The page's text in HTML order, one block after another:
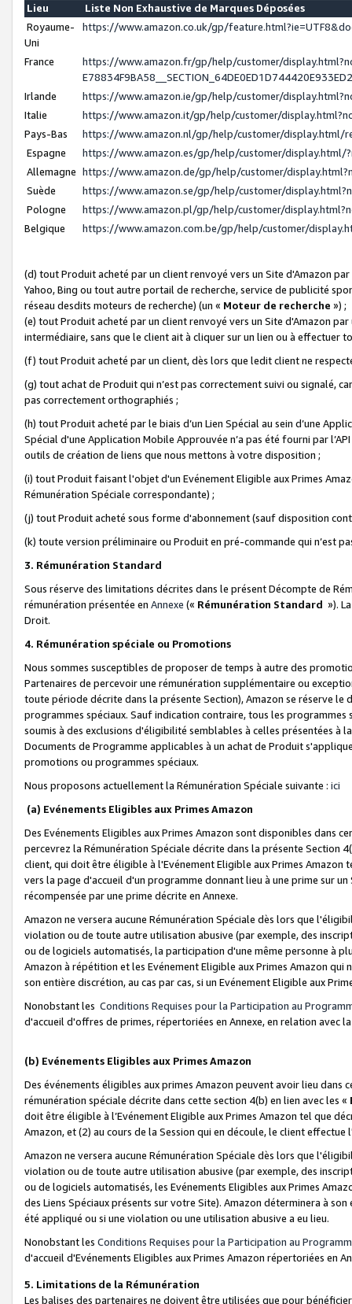
Lieu
Liste Non Exhaustive de Marques Déposées
Royaume-
Uni
https://www.amazon.co.uk/gp/
France
https://www.amazon.fr/gp/help/customer/
Irlande
https://www.amazon.ie/gp/help/customer/
Italie
https://www.amazon.it/gp/help/customer/
Pays-Bas
https://www.amazon.nl/gp/help/customer/display.html/
Espagne
https://www.amazon.es/gp/help/customer/display.html/
Allemagne https://www.amazon.de/gp/help/customer/
Suède
https://www.amazon.se/gp/help/customer/
Pologne
https://www.amazon.pl/gp/help/customer/
Belgique
https://www.amazon.com.be/gp/help/customer/
(d) tout Produit acheté par un client renvoyé vers un Site d'Amazon
Yahoo, Bing ou tout autre portail de recherche, service de publicité
réseau desdits moteurs de recherche) (un « Moteur de recherche ») ;
(e) tout Produit acheté par un client renvoyé vers un Site d'Amazon
intermédiaire, sans que le client ait à cliquer sur un lien ou à
(f) tout Produit acheté par un client, dès lors que ledit client ne
(g) tout achat de Produit qui n’est pas correctement suivi ou signalé,
pas correctement orthographiés ;
(h) tout Produit acheté par le biais d’un Lien Spécial au sein d’une
Spécial d'une Application Mobile Approuvée n’a pas été fourni par
outils de création de liens que nous mettons à votre disposition ;
(i) tout Produit faisant l'objet d'un Evénement Eligible aux Primes
Rémunération Spéciale correspondante) ;
(j) tout Produit acheté sous forme d'abonnement (sauf disposition
(k) toute version préliminaire ou Produit en pré-commande qui n’est
3. Rémunération Standard
Sous réserve des limitations décrites dans le présent Décompte de
rémunération présentée en Annexe (« Rémunération Standard »).
Droit.
4. Rémunération spéciale ou Promotions
Nous sommes susceptibles de proposer de temps à autre des
Partenaires de percevoir une rémunération supplémentaire ou
toute période décrite dans la présente Section), Amazon se réserve
programmes spéciaux. Sauf indication contraire, tous les
soumis à des exclusions d'éligibilité semblables à celles présentées à
Documents de Programme applicables à un achat de Produit
promotions ou programmes spéciaux.
Nous proposons actuellement la Rémunération Spéciale suivante : ici
(a) Evénements Eligibles aux Primes Amazon
Des Evénements Eligibles aux Primes Amazon sont disponibles dans
percevrez la Rémunération Spéciale décrite dans la présente Section
client, qui doit être éligible à l'Evénement Eligible aux Primes Amazon
vers la page d'accueil d'un programme donnant lieu à une prime sur
récompensée par une prime décrite en Annexe.
Amazon ne versera aucune Rémunération Spéciale dès lors que
violation ou de toute autre utilisation abusive (par exemple, des
ou de logiciels automatisés, la participation d'une même personne à
Amazon à répétition et les Evénement Eligible aux Primes Amazon qui
son entière discrétion, au cas par cas, si un Evénement Eligible aux
Nonobstant les Conditions Requises pour la Participation au
d'accueil d'offres de primes, répertoriées en Annexe, en relation avec
(b) Evénements Eligibles aux Primes Amazon
Des événements éligibles aux primes Amazon peuvent avoir lieu dans
rémunération spéciale décrite dans cette section 4(b) en lien avec les «
doit être éligible à l’Evénement Eligible aux Primes Amazon tel que
Amazon, et (2) au cours de la Session qui en découle, le client
Amazon ne versera aucune Rémunération Spéciale dès lors que
violation ou de toute autre utilisation abusive (par exemple, des
ou de logiciels automatisés, les Evénements Eligibles aux Primes
des Liens Spéciaux présents sur votre Site). Amazon déterminera à
été appliqué ou si une violation ou une utilisation abusive a eu lieu.
Nonobstant les Conditions Requises pour la Participation au
d'accueil d'Evénements Eligibles aux Primes Amazon répertoriées en
5. Limitations de la Rémunération
Les balises des partenaires ne doivent être utilisées que pour